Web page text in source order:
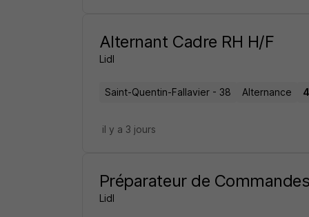
Alternant Cadre RH H/F
Lidl
Saint-Quentin-Fallavier - 38 Alternance
il y a 3 jours
Préparateur de
Lidl